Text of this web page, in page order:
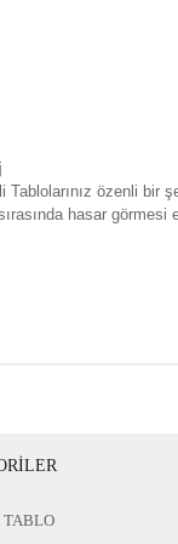
Tablolarınız özenli bir
hasar görmesi
TABLO